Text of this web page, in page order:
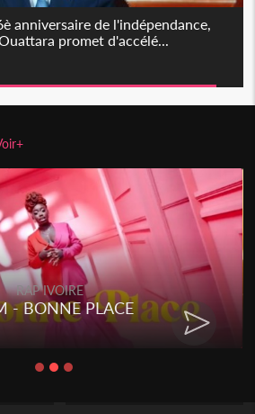
anniversaire de l'indépendance,
promet d'accélé...
RAP IVOIRE
- BONNE PLACE